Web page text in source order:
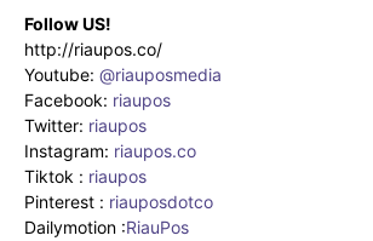
Follow US!
http://riaupos.co/
Youtube: @riauposmedia
Facebook: riaupos
Twitter: riaupos
Instagram: riaupos.co
Tiktok : riaupos
Pinterest : riauposdotco
Dailymotion :RiauPos